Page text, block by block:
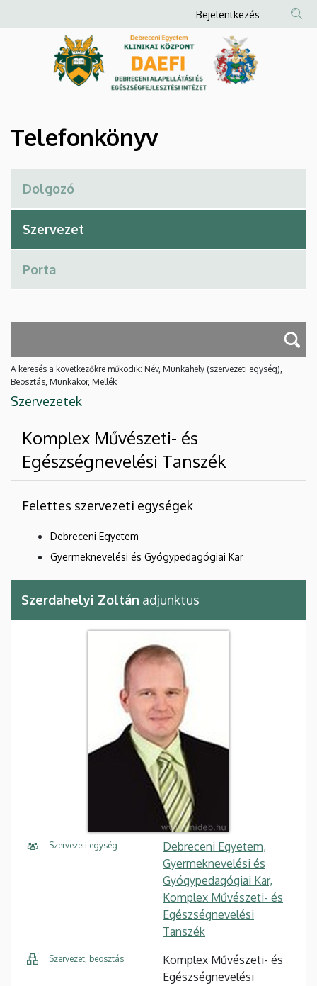
Debreceni
és
Egészségfejlesztési
Intézet
a
Anonim
Felhasználói
fiók
menüje
Bejelentkezés
Telefonkönyv
A keresés a következőkre működik: Név, Munkahely (szervezeti egység),
Beosztás, Munkakör, Mellék
Szervezetek
Komplex Művészeti- és
Egészségnevelési Tanszék
Felettes szervezeti egységek
Debreceni Egyetem
Gyermeknevelési és Gyógypedagógiai Kar
Szerdahelyi Zoltán adjunktus
Szervezeti egység
Debreceni Egyetem,
Gyermeknevelési és
Gyógypedagógiai Kar,
Komplex Művészeti- és
Egészségnevelési
Tanszék
Szervezet, beosztás
Komplex Művészeti- és
Egészségnevelési